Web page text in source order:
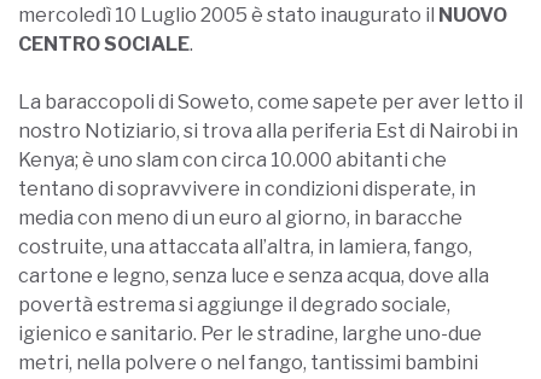
mercoledì 10 Luglio 2005 è stato inaugurato il NUOVO
CENTRO SOCIALE.
La baraccopoli di Soweto, come sapete per aver letto il
nostro Notiziario, si trova alla periferia Est di Nairobi in
Kenya; è uno slam con circa 10.000 abitanti che
tentano di sopravvivere in condizioni disperate, in
media con meno di un euro al giorno, in baracche
costruite, una attaccata all’altra, in lamiera, fango,
cartone e legno, senza luce e senza acqua, dove alla
povertà estrema si aggiunge il degrado sociale,
igienico e sanitario. Per le stradine, larghe uno-due
metri, nella polvere o nel fango, tantissimi bambini